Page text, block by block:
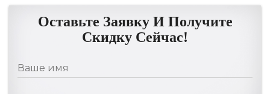
Оставьте Заявку И Получите
Скидку Сейчас!